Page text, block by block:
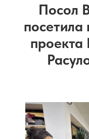
Посол
посетила
проекта